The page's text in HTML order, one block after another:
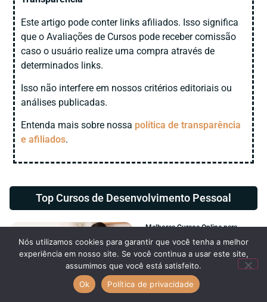
Este artigo pode conter links afiliados. Isso significa
que o Avaliações de Cursos pode receber comissão
caso o usuário realize uma compra através de
determinados links.
Isso não interfere em nossos critérios editoriais ou
análises publicadas.
Entenda mais sobre nossa política de transparência
e afiliados.
Top Cursos de Desenvolvimento Pessoal
Melhores Cursos Online para
Mulheres em 2026: 11 Opções
Avaliadas
27 de junho de 2026
Nós utilizamos cookies para garantir que você tenha a melhor
experiência em nosso site. Se você continua a usar este site,
assumimos que você está satisfeito.
Ok
Política de privacidade